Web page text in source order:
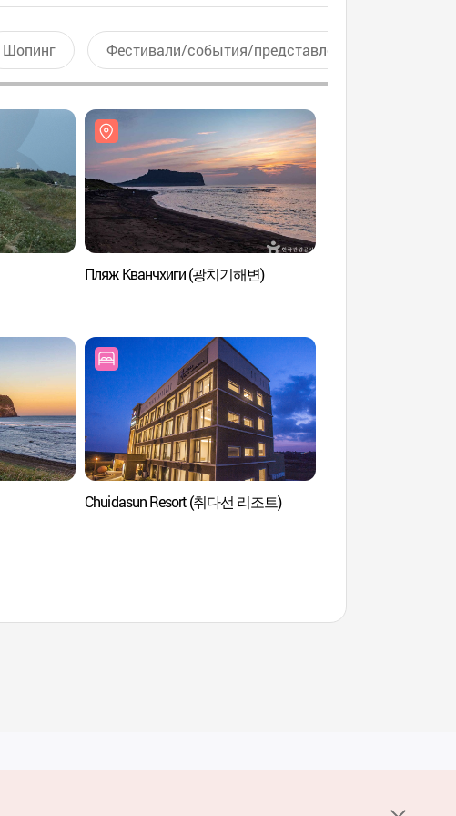
Шопинг Фестивали/события/представления
Пляж Кванчхиги (광치기해변)
Chuidasun Resort (취다선 리조트)